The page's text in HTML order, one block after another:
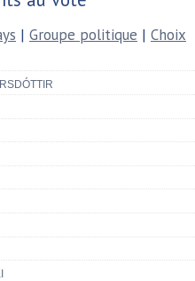
| Groupe politique | Choix